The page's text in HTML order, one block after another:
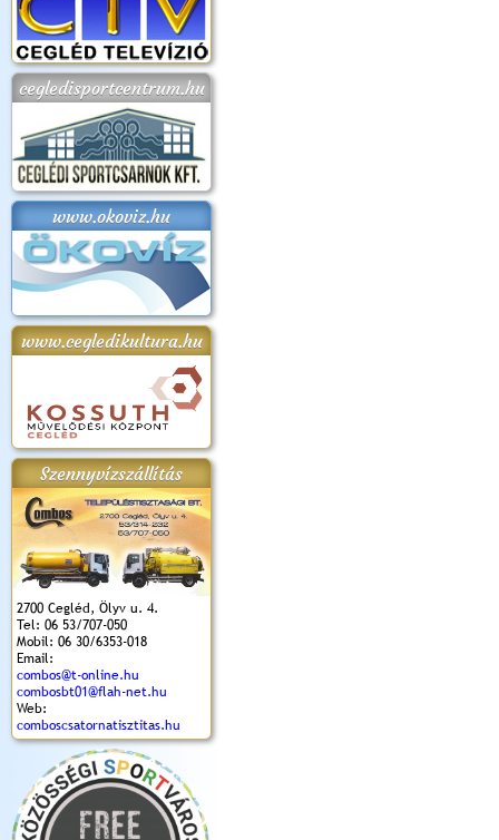
cegledisportcentrum.hu
www.okoviz.hu
www.cegledikultura.hu
Szennyvízszállítás
2700 Cegléd, Ölyv u. 4.
Tel: 06 53/707-050
Mobil: 06 30/6353-018
Email:
combos@t-online.hu
combosbt01@flah-net.hu
Web:
comboscsatornatisztitas.hu
2018.
Kossuth Toborzó
2017.09.22-23.
és Magyarok
Kenyere Program